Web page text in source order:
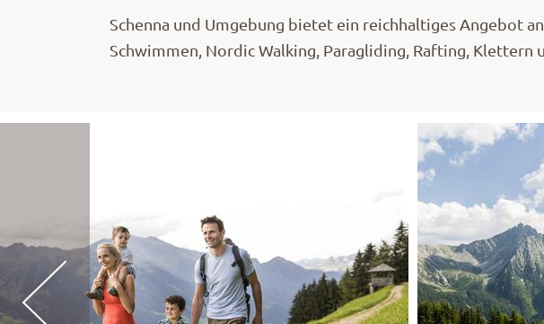
Schenna und Umgebung bietet ein reichhaltiges Angebot
Schwimmen, Nordic Walking, Paragliding, Rafting,